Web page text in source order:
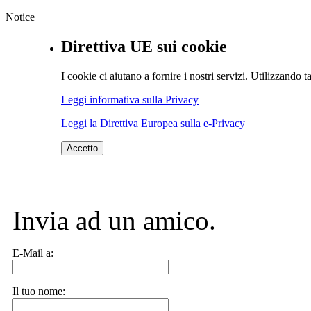
Notice
Direttiva UE sui cookie
I cookie ci aiutano a fornire i nostri servizi. Utilizzando
Leggi informativa sulla Privacy
Leggi la Direttiva Europea sulla e-Privacy
Accetto
Invia ad un amico.
E-Mail a:
Il tuo nome: